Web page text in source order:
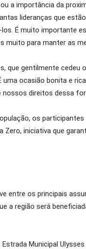
a importância da
lideranças que
É muito importante
muito para manter as
que gentilmente
uma ocasião bonita e
direitos dessa
os
Zero, iniciativa que
entre os principais
a região será
Municipal